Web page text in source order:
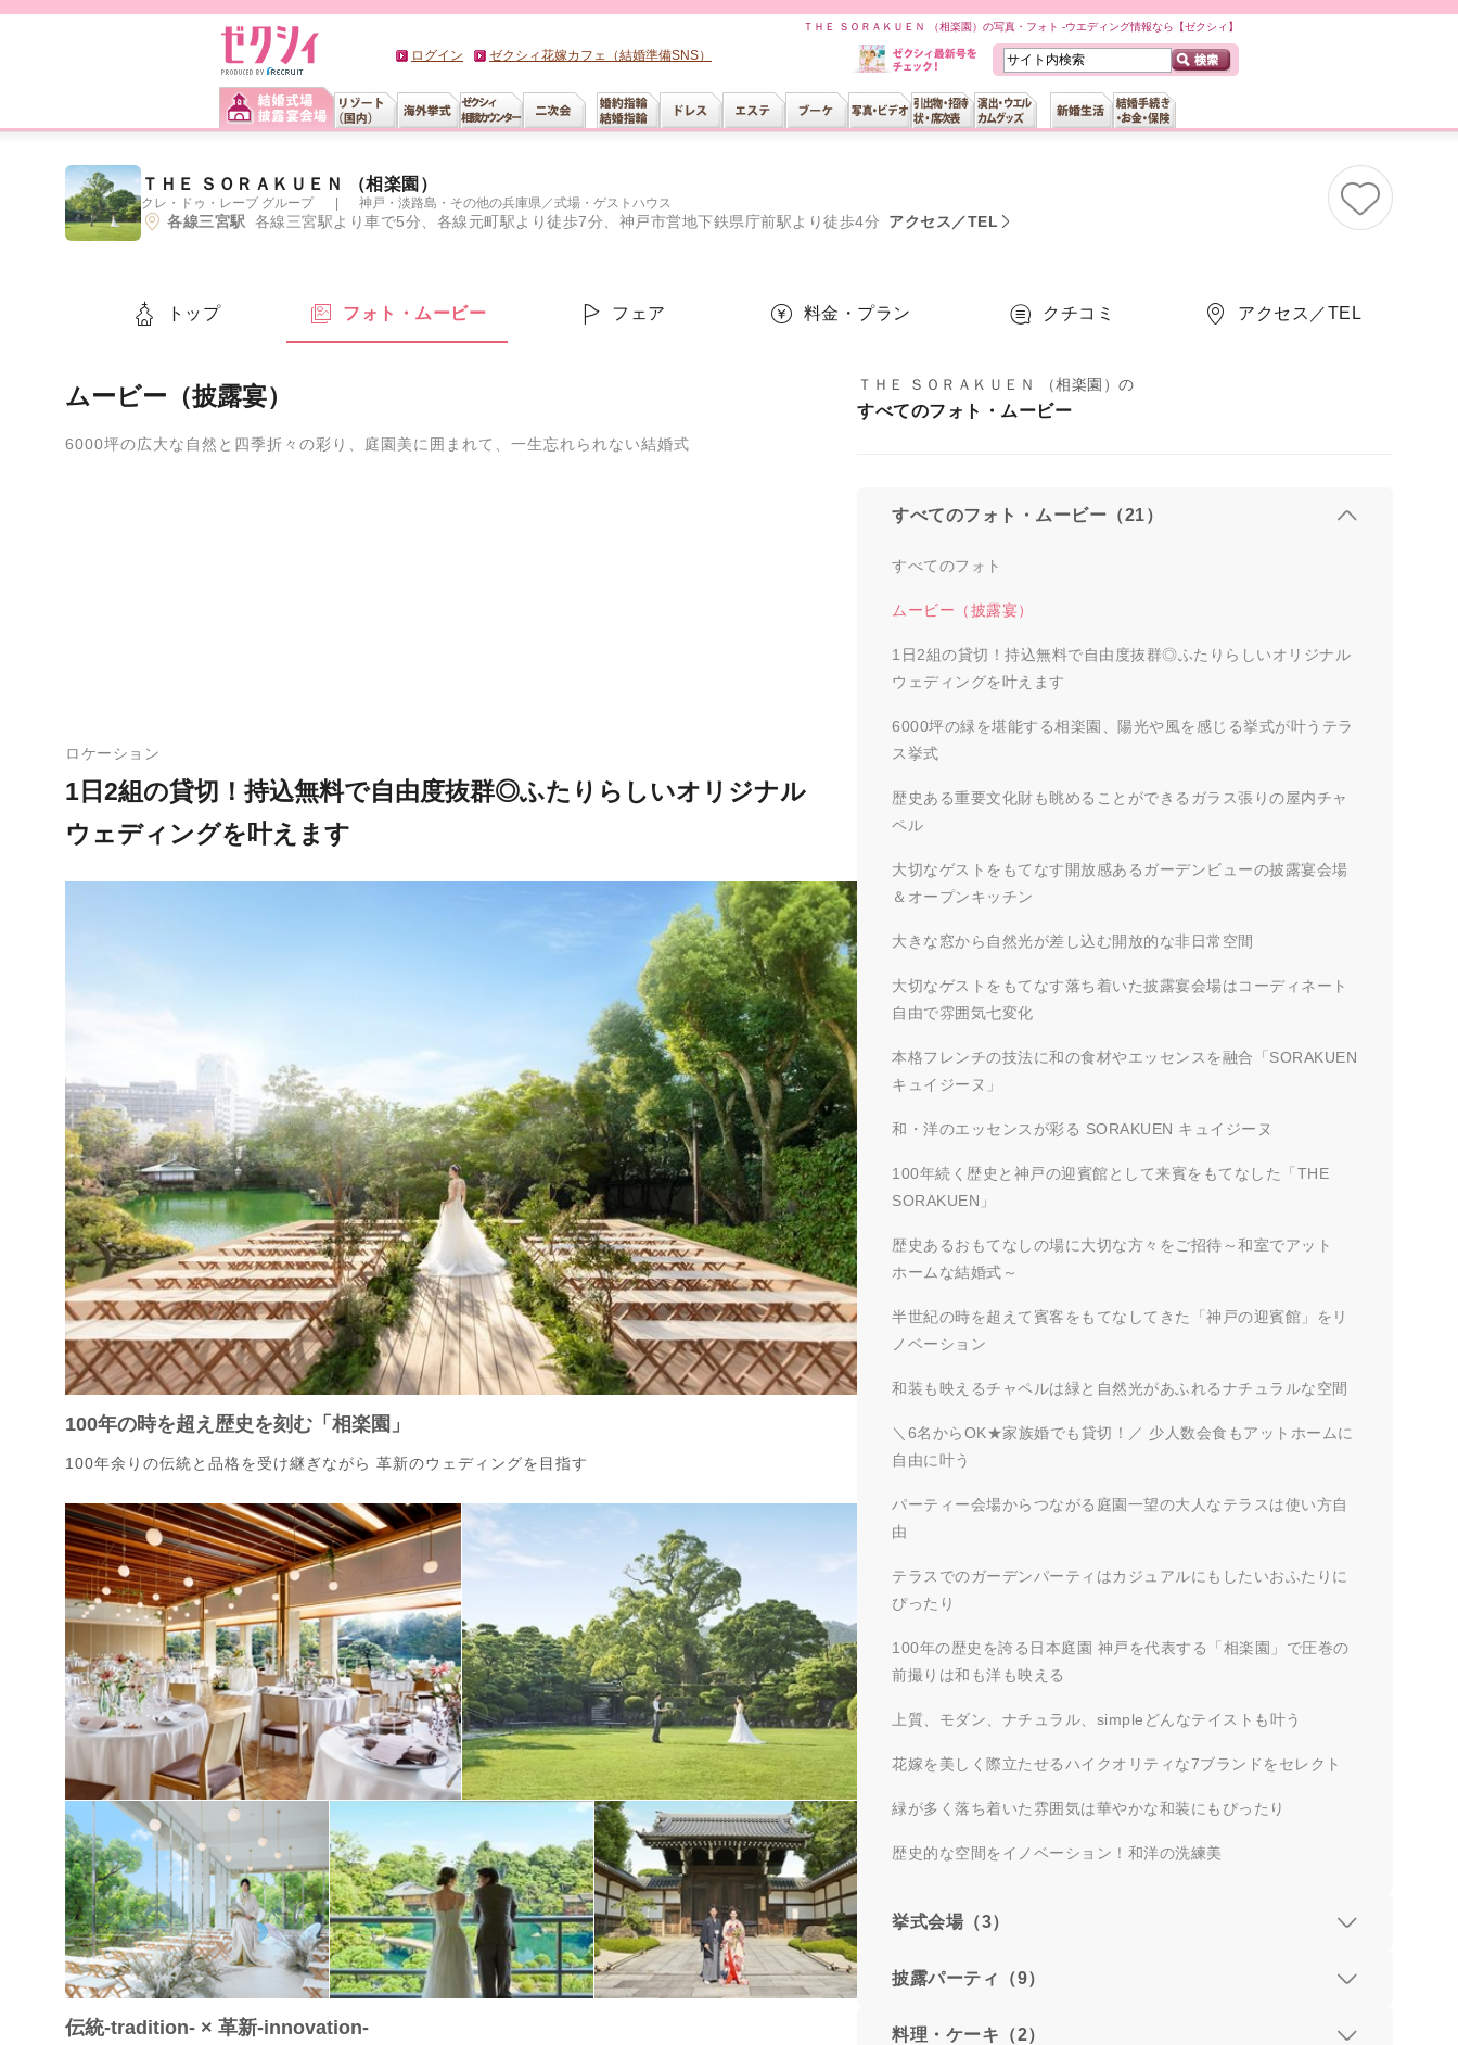
ＴＨＥ ＳＯＲＡＫＵＥＮ （相楽園）の写真・フォト -ウエディング情報なら【ゼクシィ】
ログイン ゼクシィ花嫁カフェ（結婚準備SNS）
ＴＨＥ ＳＯＲＡＫＵＥＮ （相楽園）
クレ・ドゥ・レーブ グループ 神戸・淡路島・その他の兵庫県 ／式場・ゲストハウス
各線三宮駅 各線三宮駅より車で5分、各線元町駅より徒歩7分、神戸市営地下鉄県庁前駅より徒歩4分 アクセス／TEL
トップ フォト・ムービー フェア 料金・プラン クチコミ アクセス／TEL
ムービー（披露宴）
6000坪の広大な自然と四季折々の彩り、庭園美に囲まれて、一生忘れられない結婚式
1日2組の貸切！持込無料で自由度抜群◎ふたりらしいオリジナル
ウェディングを叶えます
ロケーション
100年の時を超え歴史を刻む「相楽園」
100年余りの伝統と品格を受け継ぎながら 革新のウェディングを目指す
伝統-tradition- × 革新-innovation-
ＴＨＥ ＳＯＲＡＫＵＥＮ （相楽園）の
すべてのフォト・ムービー
すべてのフォト・ムービー（21）
すべてのフォト
ムービー（披露宴）
1日2組の貸切！持込無料で自由度抜群◎ふたりらしいオリジナル
ウェディングを叶えます
6000坪の緑を堪能する相楽園、陽光や風を感じる挙式が叶うテラ
ス挙式
歴史ある重要文化財も眺めることができるガラス張りの屋内チャ
ペル
大切なゲストをもてなす開放感あるガーデンビューの披露宴会場
＆オープンキッチン
大きな窓から自然光が差し込む開放的な非日常空間
大切なゲストをもてなす落ち着いた披露宴会場はコーディネート
自由で雰囲気七変化
本格フレンチの技法に和の食材やエッセンスを融合「SORAKUEN
キュイジーヌ」
和・洋のエッセンスが彩る SORAKUEN キュイジーヌ
100年続く歴史と神戸の迎賓館として来賓をもてなした「THE
SORAKUEN」
歴史あるおもてなしの場に大切な方々をご招待～和室でアット
ホームな結婚式～
半世紀の時を超えて賓客をもてなしてきた「神戸の迎賓館」をリ
ノベーション
和装も映えるチャペルは緑と自然光があふれるナチュラルな空間
＼6名からOK★家族婚でも貸切！／ 少人数会食もアットホームに
自由に叶う
パーティー会場からつながる庭園一望の大人なテラスは使い方自
由
テラスでのガーデンパーティはカジュアルにもしたいおふたりに
ぴったり
100年の歴史を誇る日本庭園 神戸を代表する「相楽園」で圧巻の
前撮りは和も洋も映える
上質、モダン、ナチュラル、simpleどんなテイストも叶う
花嫁を美しく際立たせるハイクオリティな7ブランドをセレクト
緑が多く落ち着いた雰囲気は華やかな和装にもぴったり
歴史的な空間をイノベーション！和洋の洗練美
挙式会場（3）
披露パーティ（9）
料理・ケーキ（2）